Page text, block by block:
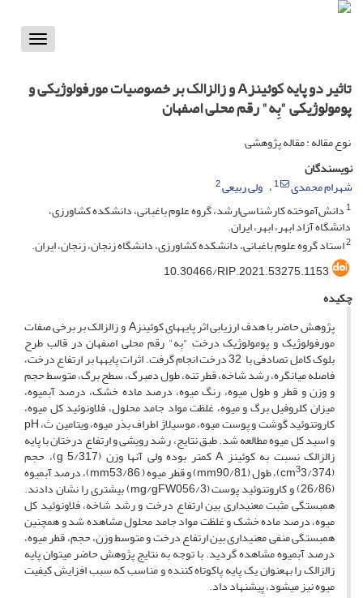
Toggle
تاثیر دو پایه کوئینزA و زالزالک بر خصوصیات مورفولوژیکی و
پومولوژیکی "بِه" رقم محلی اصفهان
نوع مقاله : مقاله پژوهشی
نویسندگان
شهرام محمدی
1 ولی ربیعی2
1دانش‌آموخته کارشناسی‌ارشد، گروه علوم باغبانی، دانشکده کشاورزی،
دانشگاه آزاد ابهر، ابهر، ایران.
2استاد گروه علوم باغبانی، دانشکده کشاورزی، دانشگاه زنجان، زنجان، ایران.
10.30466/RIP.2021.53275.1153
چکیده
پژوهش حاضر با هدف ارزیابی اثر پایه­های کوئینزA و زالزالک بر برخی صفات
مورفولوژیک و پومولوژیک درخت "بِه" رقم محلی اصفهان در قالب طرح
بلوک کامل تصادفی با 32 درخت انجام گرفت. اثرات پایه­ها بر ارتفاع درخت،
فاصله میانگره، رشد شاخه، قطر تنه، طول دمبرگ، سطح برگ، متوسط حجم
و وزن و قطر و طول میوه، رنگ میوه، درصد ماده خشک، درصد آب­میوه،
میزان کلروفیل برگ و میوه، غلظت مواد جامد محلول، فلاونوئید کل میوه،
کاروتنوئید گوشت و پوست میوه، موسیلاژ اطراف بذر میوه، ویتامین ث، pH
و اسید کل میوه مطالعه شد. طبق نتایج، رشد رویشی و ارتفاع درختان با پایه
زالزالک نسبت به کوئینز A کمتر بوده ولی آن­ها وزن (g 5/317)، حجم
(cm
3 3/374)، طول (mm90/81) و قطر میوه ( mm53/86)، درصد آب­میوه
(26/86) و کاروتنوئید پوست (mg/gFW056/3) بیشتری را نشان دادند.
همبستگی مثبت معنی­داری بین ارتفاع درخت و رشد شاخه، فلاونوئید کل
میوه، درصد ماده خشک و غلظت مواد جامد محلول مشاهده شد و هم­چنین
همبستگی منفی معنی­داری بین ارتفاع درخت و متوسط وزن، حجم، قطر میوه،
درصد آب­میوه مشاهده گردید. با توجه به نتایج پژوهش حاضر می­توان پایه
زالزالک را بهعنوان یک پایه پاکوتاه کننده و مناسب که سبب افزایش کیفیت
میوه نیز می­شود، پیشنهاد داد.